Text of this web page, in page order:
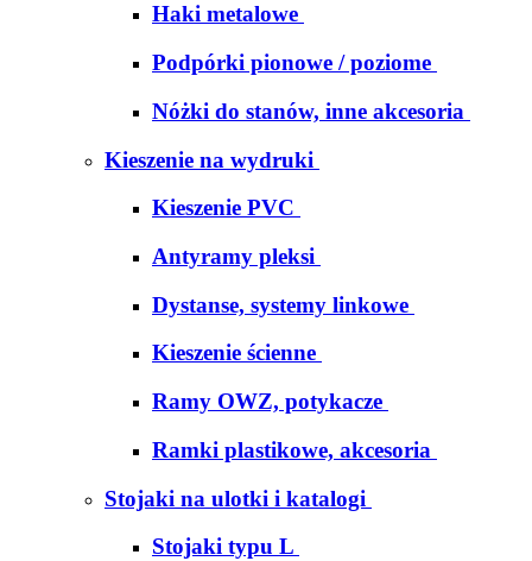
Haki metalowe
Podpórki pionowe / poziome
Nóżki do stanów, inne akcesoria
Kieszenie na wydruki
Kieszenie PVC
Antyramy pleksi
Dystanse, systemy linkowe
Kieszenie ścienne
Ramy OWZ, potykacze
Ramki plastikowe, akcesoria
Stojaki na ulotki i katalogi
Stojaki typu L